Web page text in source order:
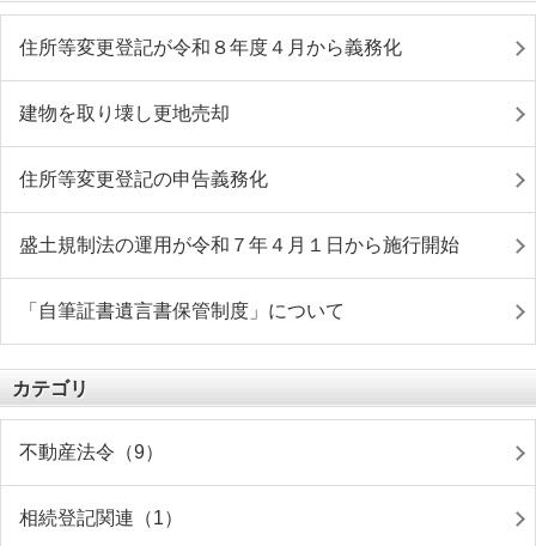
住所等変更登記が令和８年度４月から義務化
建物を取り壊し更地売却
住所等変更登記の申告義務化
盛土規制法の運用が令和７年４月１日から施行開始
「自筆証書遺言書保管制度」について
カテゴリ
不動産法令（9）
相続登記関連（1）